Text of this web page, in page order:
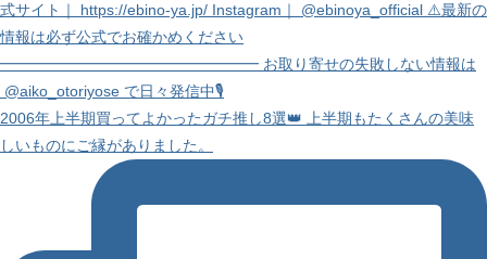
2006年上半期買ってよかったガチ推し8選👑 上半期もたくさんの美味
しいものにご縁がありました。